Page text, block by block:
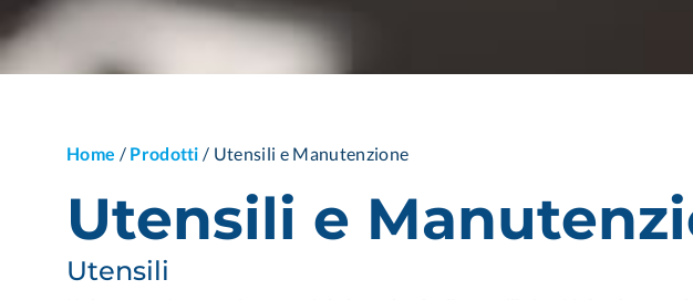
Home / Prodotti / Utensili e Manutenzione
Utensili e
Utensili